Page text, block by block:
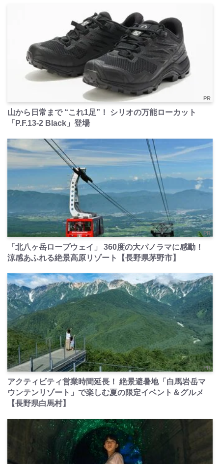
PR
山から日常まで “これ1足”！ シリオの万能ローカット
「P.F.13-2 Black」登場
PR
「北八ヶ岳ロープウェイ」 360度の大パノラマに感動！
涼感あふれる絶景高原リゾート【長野県茅野市】
PR
アクティビティ営業時間延長！ 絶景避暑地「白馬岩岳マ
ウンテンリゾート」で楽しむ夏の限定イベント＆グルメ
【長野県白馬村】